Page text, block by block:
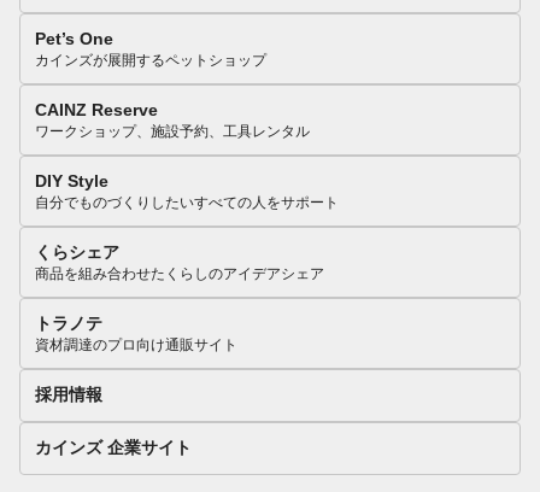
Pet’s One
カインズが展開するペットショップ
CAINZ Reserve
ワークショップ、施設予約、工具レンタル
DIY Style
自分でものづくりしたいすべての人をサポート
くらシェア
商品を組み合わせたくらしのアイデアシェア
トラノテ
資材調達のプロ向け通販サイト
採用情報
カインズ 企業サイト